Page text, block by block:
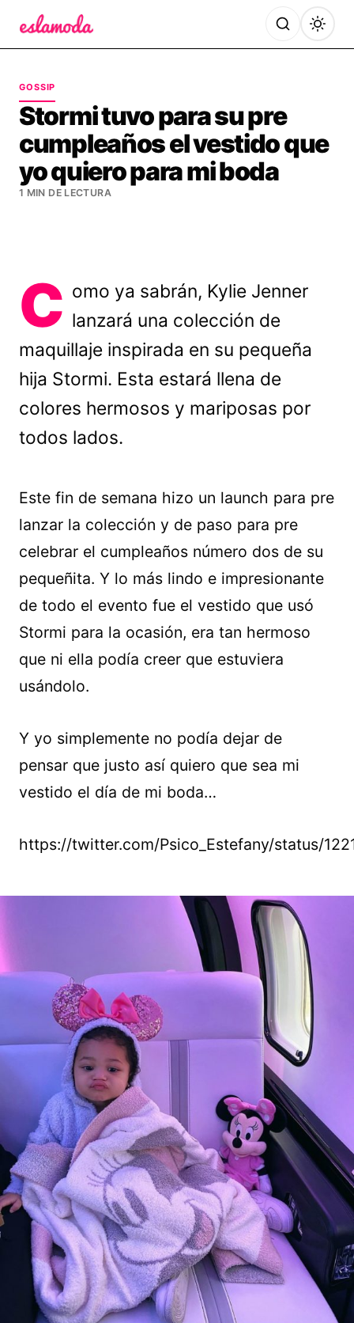
GOSSIP
Stormi tuvo para su pre
cumpleaños el vestido que
yo quiero para mi boda
1 MIN DE LECTURA
C omo ya sabrán, Kylie Jenner
lanzará una colección de
maquillaje inspirada en su pequeña
hija Stormi. Esta estará llena de
colores hermosos y mariposas por
todos lados.
Este fin de semana hizo un launch para pre
lanzar la colección y de paso para pre
celebrar el cumpleaños número dos de su
pequeñita. Y lo más lindo e impresionante
de todo el evento fue el vestido que usó
Stormi para la ocasión, era tan hermoso
que ni ella podía creer que estuviera
usándolo.
Y yo simplemente no podía dejar de
pensar que justo así quiero que sea mi
vestido el día de mi boda…
https://twitter.com/Psico_Estefany/status/